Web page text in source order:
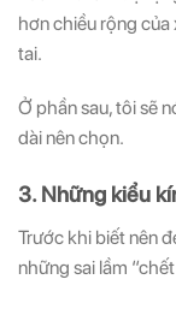
hơn chiều rộng
tai.
Ở phần sau, tôi sẽ
dài nên chọn.
3. Những kiểu
Trước khi biết nên
những sai lầm